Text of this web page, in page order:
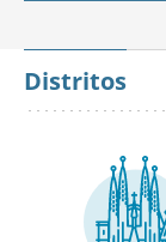
Distritos